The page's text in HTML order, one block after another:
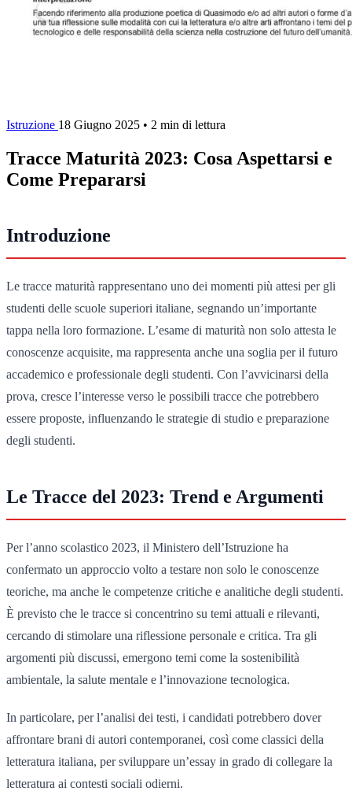
Istruzione 18 Giugno 2025 • 2 min di lettura
Tracce Maturità 2023: Cosa Aspettarsi e
Come Prepararsi
Introduzione
Le tracce maturità rappresentano uno dei momenti più attesi per gli
studenti delle scuole superiori italiane, segnando un’importante
tappa nella loro formazione. L’esame di maturità non solo attesta le
conoscenze acquisite, ma rappresenta anche una soglia per il futuro
accademico e professionale degli studenti. Con l’avvicinarsi della
prova, cresce l’interesse verso le possibili tracce che potrebbero
essere proposte, influenzando le strategie di studio e preparazione
degli studenti.
Le Tracce del 2023: Trend e Argumenti
Per l’anno scolastico 2023, il Ministero dell’Istruzione ha
confermato un approccio volto a testare non solo le conoscenze
teoriche, ma anche le competenze critiche e analitiche degli studenti.
È previsto che le tracce si concentrino su temi attuali e rilevanti,
cercando di stimolare una riflessione personale e critica. Tra gli
argomenti più discussi, emergono temi come la sostenibilità
ambientale, la salute mentale e l’innovazione tecnologica.
In particolare, per l’analisi dei testi, i candidati potrebbero dover
affrontare brani di autori contemporanei, così come classici della
letteratura italiana, per sviluppare un’essay in grado di collegare la
letteratura ai contesti sociali odierni.